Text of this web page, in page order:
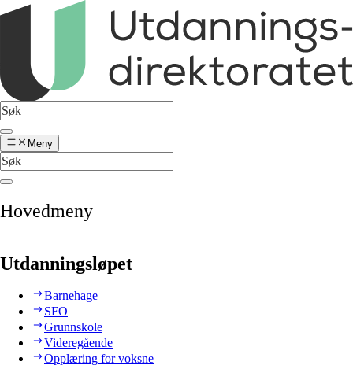
Meny
Hovedmeny
Utdanningsløpet
Barnehage
SFO
Grunnskole
Videregående
Opplæring for voksne